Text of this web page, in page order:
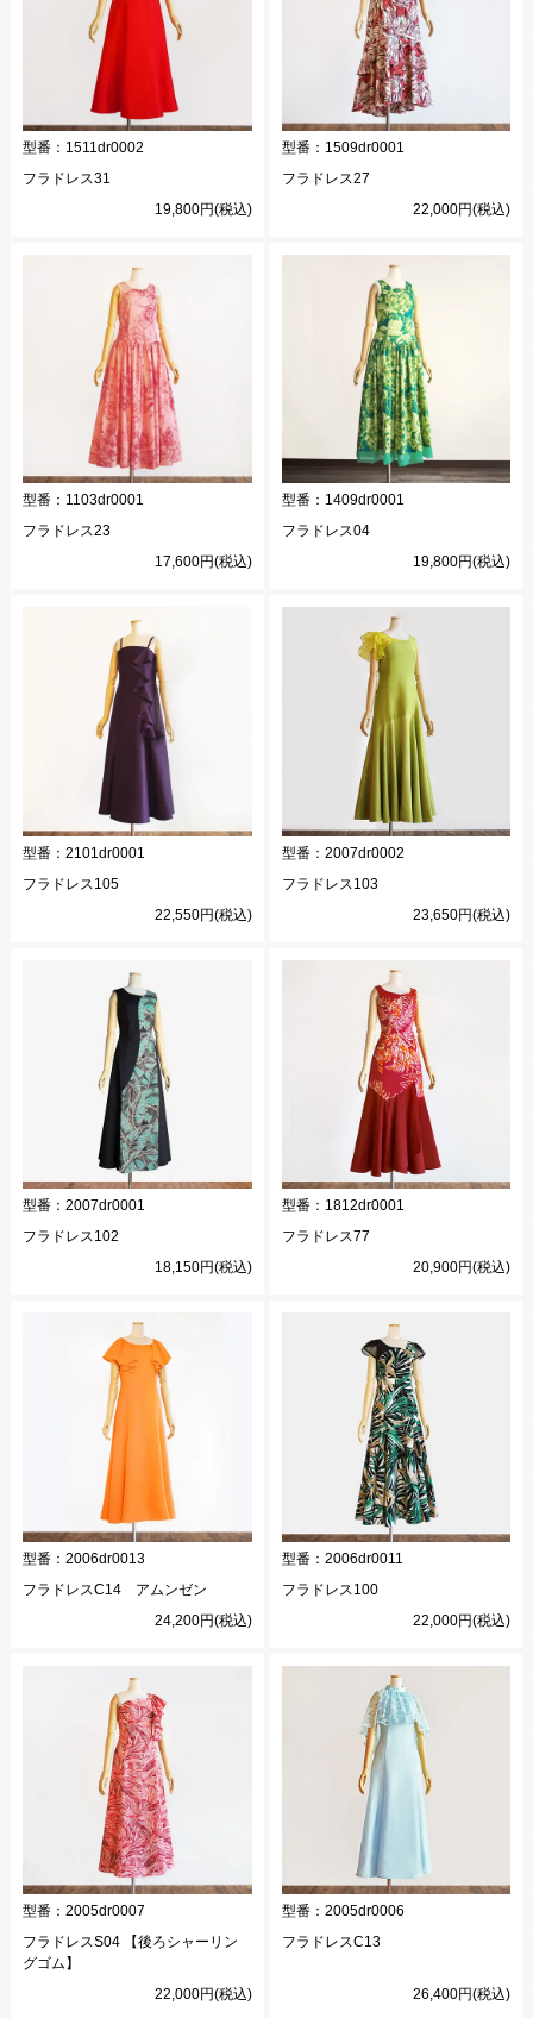
型番： 1511dr0002
フラドレス31
19,800円(税込)
型番： 1509dr0001
フラドレス27
22,000円(税込)
型番： 1103dr0001
フラドレス23
17,600円(税込)
型番： 1409dr0001
フラドレス04
19,800円(税込)
型番： 2101dr0001
フラドレス105
22,550円(税込)
型番： 2007dr0002
フラドレス103
23,650円(税込)
型番： 2007dr0001
フラドレス102
18,150円(税込)
型番： 1812dr0001
フラドレス77
20,900円(税込)
型番： 2006dr0013
フラドレスC14 アムンゼン
24,200円(税込)
型番： 2006dr0011
フラドレス100
22,000円(税込)
型番： 2005dr0007
フラドレスS04 【後ろシャーリン
グゴム】
22,000円(税込)
型番： 2005dr0006
フラドレスC13
26,400円(税込)